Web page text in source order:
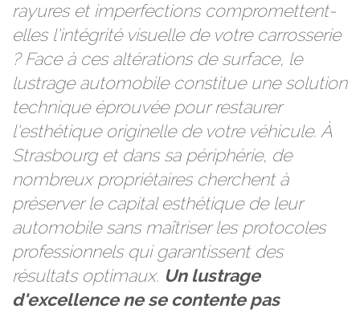
rayures et imperfections compromettent-
elles l'intégrité visuelle de votre carrosserie
? Face à ces altérations de surface, le
lustrage automobile constitue une solution
technique éprouvée pour restaurer
l'esthétique originelle de votre véhicule. À
Strasbourg et dans sa périphérie, de
nombreux propriétaires cherchent à
préserver le capital esthétique de leur
automobile sans maîtriser les protocoles
professionnels qui garantissent des
résultats optimaux. Un lustrage
d'excellence ne se contente pas